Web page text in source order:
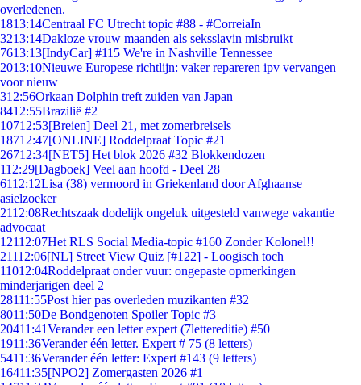
overledenen.
1813:14Centraal FC Utrecht topic #88 - #CorreiaIn
3213:14Dakloze vrouw maanden als seksslavin misbruikt
7613:13[IndyCar] #115 We're in Nashville Tennessee
2013:10Nieuwe Europese richtlijn: vaker repareren ipv vervangen
voor nieuw
312:56Orkaan Dolphin treft zuiden van Japan
8412:55Brazilië #2
10712:53[Breien] Deel 21, met zomerbreisels
18712:47[ONLINE] Roddelpraat Topic #21
26712:34[NET5] Het blok 2026 #32 Blokkendozen
112:29[Dagboek] Veel aan hoofd - Deel 28
6112:12Lisa (38) vermoord in Griekenland door Afghaanse
asielzoeker
2112:08Rechtszaak dodelijk ongeluk uitgesteld vanwege vakantie
advocaat
12112:07Het RLS Social Media-topic #160 Zonder Kolonel!!
21112:06[NL] Street View Quiz [#122] - Loogisch toch
11012:04Roddelpraat onder vuur: ongepaste opmerkingen
minderjarigen deel 2
28111:55Post hier pas overleden muzikanten #32
8011:50De Bondgenoten Spoiler Topic #3
20411:41Verander een letter expert (7lettereditie) #50
1911:36Verander één letter. Expert # 75 (8 letters)
5411:36Verander één letter: Expert #143 (9 letters)
16411:35[NPO2] Zomergasten 2026 #1